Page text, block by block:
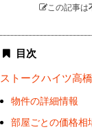
この記事は
目次
ストークハイツ高
物件の詳細情報
部屋ごとの価格相